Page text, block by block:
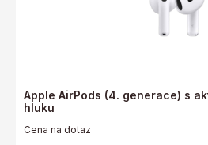
Apple AirPods (4. generace) s
hluku
Cena na dotaz